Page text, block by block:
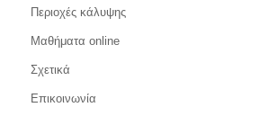
Περιοχές κάλυψης
Μαθήματα online
Σχετικά
Επικοινωνία